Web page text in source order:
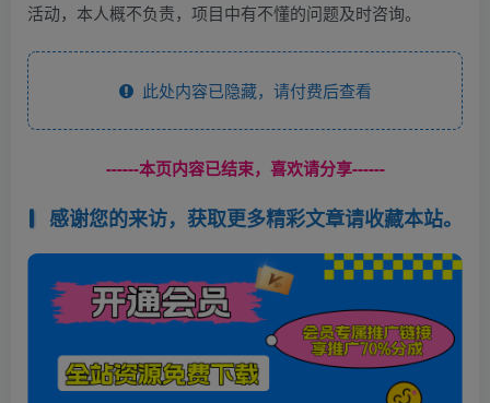
活动，本人概不负责，项目中有不懂的问题及时咨询。
此处内容已隐藏，请付费后查看
------本页内容已结束，喜欢请分享------
感谢您的来访，获取更多精彩文章请收藏本站。